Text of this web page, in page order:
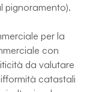
pignoramento).
per la
con
da valutare
catastali